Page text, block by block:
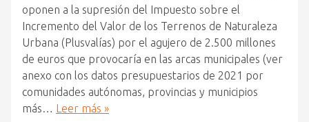
oponen a la supresión del Impuesto sobre el
Incremento del Valor de los Terrenos de Naturaleza
Urbana (Plusvalías) por el agujero de 2.500 millones
de euros que provocaría en las arcas municipales (ver
anexo con los datos presupuestarios de 2021 por
comunidades autónomas, provincias y municipios
más… Leer más »